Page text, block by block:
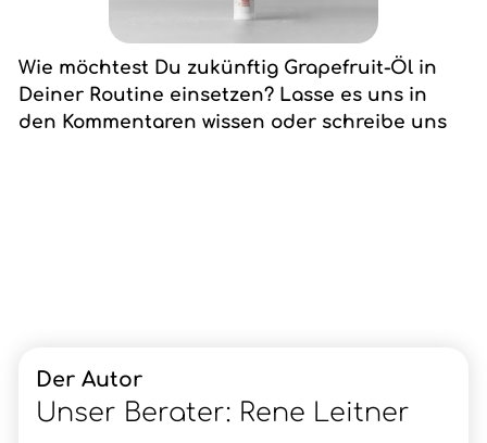
Wie möchtest Du zukünftig Grapefruit-Öl in
Deiner Routine einsetzen? Lasse es uns in
den Kommentaren wissen oder schreibe uns
Der Autor
Unser Berater: Rene Leitner